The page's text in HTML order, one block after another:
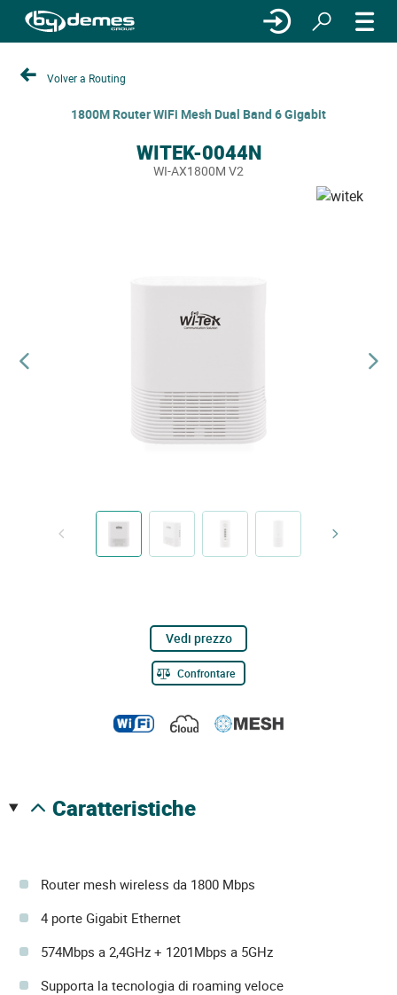
Volver a Routing
1800M Router WiFi Mesh Dual Band 6 Gigabit
WITEK-0044N
WI-AX1800M V2
Vedi prezzo
Confrontare
caratteristiche
Router mesh wireless da 1800 Mbps
4 porte Gigabit Ethernet
574Mbps a 2,4GHz + 1201Mbps a 5GHz
Supporta la tecnologia di roaming veloce